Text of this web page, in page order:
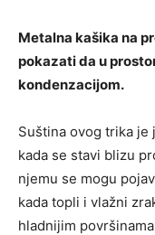
Metalna kašika na
pokazati da u
kondenzacijom.
Suština ovog trika je
kada se stavi blizu
njemu se mogu
kada topli i vlažni
hladnijim